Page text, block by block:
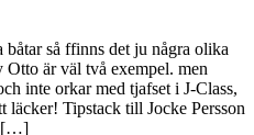
så ffinns det ju några olika
är väl två exempel. men
inte orkar med tjafset i J-Class,
läcker! Tipstack till Jocke Persson
[…]